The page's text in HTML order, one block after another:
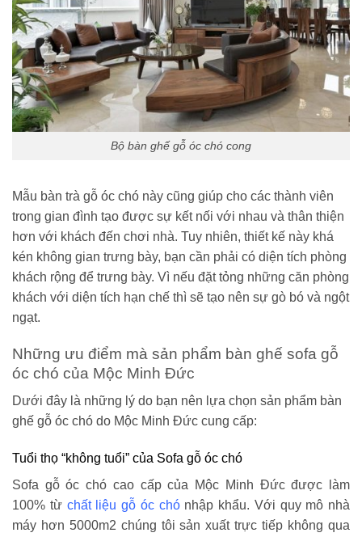
Bộ bàn ghế gỗ óc chó cong
Mẫu bàn trà gỗ óc chó này cũng giúp cho các thành viên
trong gian đình tạo được sự kết nối với nhau và thân thiện
hơn với khách đến chơi nhà. Tuy nhiên, thiết kế này khá
kén không gian trưng bày, bạn cần phải có diện tích phòng
khách rộng để trưng bày. Vì nếu đặt tỏng những căn phòng
khách với diện tích hạn chế thì sẽ tạo nên sự gò bó và ngột
ngạt.
Những ưu điểm mà sản phẩm bàn ghế sofa gỗ
óc chó của Mộc Minh Đức
Dưới đây là những lý do bạn nên lựa chọn sản phẩm bàn
ghế gỗ óc chó do Mộc Minh Đức cung cấp:
Tuổi thọ “không tuổi” của Sofa gỗ óc chó
Sofa gỗ óc chó cao cấp của Mộc Minh Đức được làm
100% từ chất liệu gỗ óc chónhập khẩu. Với quy mô nhà
máy hơn 5000m2 chúng tôi sản xuất trực tiếp không qua